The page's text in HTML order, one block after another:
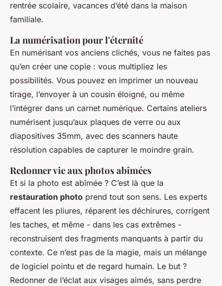
rentrée scolaire, vacances d’été dans la maison
familiale.
La numérisation pour l'éternité
En numérisant vos anciens clichés, vous ne faites pas
qu’en créer une copie : vous multipliez les
possibilités. Vous pouvez en imprimer un nouveau
tirage, l’envoyer à un cousin éloigné, ou même
l’intégrer dans un carnet numérique. Certains ateliers
numérisent jusqu’aux plaques de verre ou aux
diapositives 35mm, avec des scanners haute
résolution capables de capturer le moindre grain.
Redonner vie aux photos abîmées
Et si la photo est abîmée ? C’est là que la
restauration photo prend tout son sens. Les experts
effacent les pliures, réparent les déchirures, corrigent
les taches, et même - dans les cas extrêmes -
reconstruisent des fragments manquants à partir du
contexte. Ce n’est pas de la magie, mais un mélange
de logiciel pointu et de regard humain. Le but ?
Redonner de l’éclat aux visages aimés, sans perdre